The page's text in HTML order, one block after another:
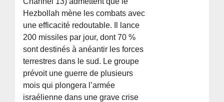
Hezbollah mène les combats avec
une efficacité redoutable. Il lance
200 missiles par jour, dont 70 %
sont destinés à anéantir les forces
terrestres dans le sud. Le groupe
prévoit une guerre de plusieurs
mois qui plongera l’armée
israélienne dans une grave crise